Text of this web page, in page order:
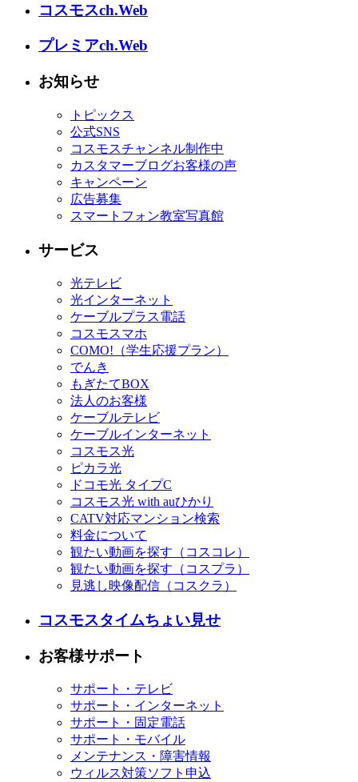
コスモスch.Web
プレミアch.Web
お知らせ
トピックス
公式SNS
コスモスチャンネル制作中
カスタマーブログお客様の声
キャンペーン
広告募集
スマートフォン教室写真館
サービス
光テレビ
光インターネット
ケーブルプラス電話
コスモスマホ
COMO!（学生応援プラン）
でんき
もぎたてBOX
法人のお客様
ケーブルテレビ
ケーブルインターネット
コスモス光
ピカラ光
ドコモ光 タイプC
コスモス光 with auひかり
CATV対応マンション検索
料金について
観たい動画を探す（コスコレ）
観たい動画を探す（コスプラ）
見逃し映像配信（コスクラ）
コスモスタイムちょい見せ
お客様サポート
サポート・テレビ
サポート・インターネット
サポート・固定電話
サポート・モバイル
メンテナンス・障害情報
ウィルス対策ソフト申込